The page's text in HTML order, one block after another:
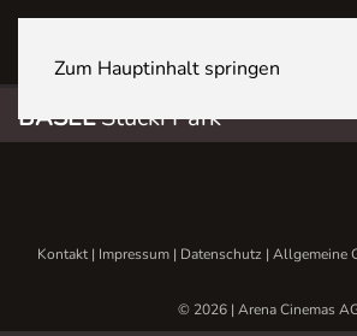
Zum Hauptinhalt springen
BASELStücki Park
Kontakt| Impressum | Datenschutz | Allgemeine
© 2026 | Arena Cinemas